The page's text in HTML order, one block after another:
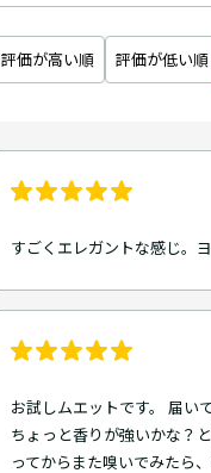
評価が高い順 評価が低い順
すごくエレガントな感じ。ヨ
お試しムエットです。 届い
ちょっと香りが強いかな？
ってからまた嗅いでみたら